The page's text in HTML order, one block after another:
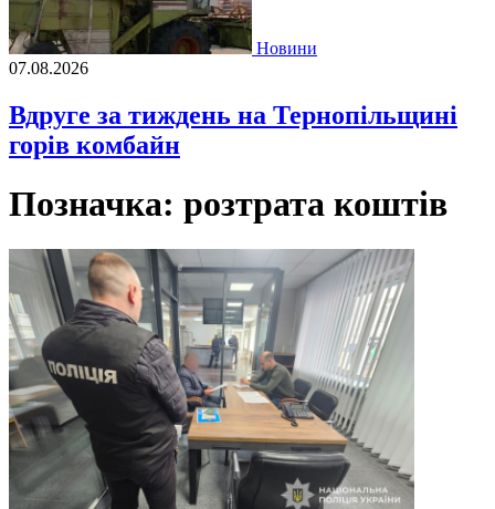
Новини
07.08.2026
Вдруге за тиждень на Тернопільщині
горів комбайн
Позначка: розтрата коштів